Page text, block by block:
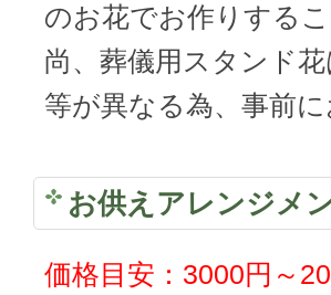
のお花でお作りする
尚、葬儀用スタンド
等が異なる為、事前
お供えアレンジメ
価格目安：3000円～